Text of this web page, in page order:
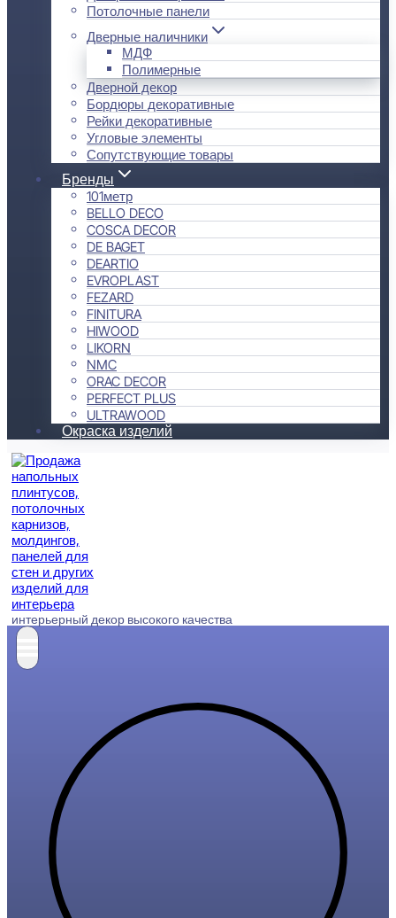
Потолочные панели
Дверные наличники
МДФ
Полимерные
Дверной декор
Бордюры декоративные
Рейки декоративные
Угловые элементы
Сопутствующие товары
Бренды
101метр
BELLO DECO
COSCA DECOR
DE BAGET
DEARTIO
EVROPLAST
FEZARD
FINITURA
HIWOOD
LIKORN
NMC
ORAC DECOR
PERFECT PLUS
ULTRAWOOD
Окраска изделий
интерьерный декор высокого качества